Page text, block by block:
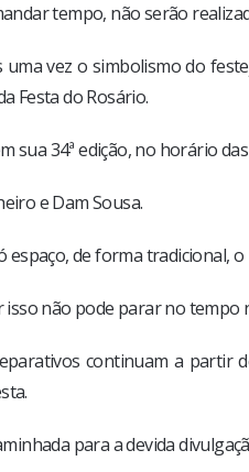
tempo, não serão
vez o simbolismo do
Festa do Rosário.
sua 34ª edição, no horário
e Dam Sousa.
de forma tradicional,
não pode parar no tempo
continuam a partir
para a devida